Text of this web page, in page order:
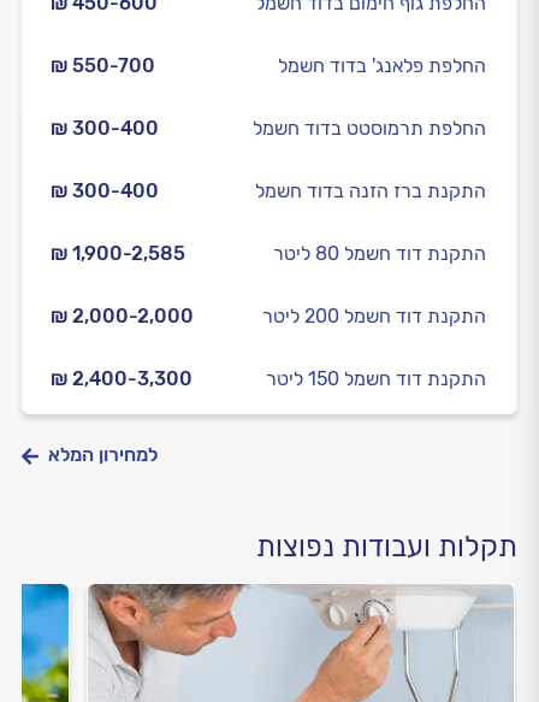
₪ 550-700 החלפת פלאנג' בדוד חשמל
₪ 300-400 החלפת תרמוסטט בדוד חשמל
₪ 300-400 התקנת ברז הזנה בדוד חשמל
₪ 1,900-2,585 התקנת דוד חשמל 80 ליטר
₪ 2,000-2,000 התקנת דוד חשמל 200 ליטר
₪ 2,400-3,300 התקנת דוד חשמל 150 ליטר
למחירון המלא
תקלות ועבודות נפוצות